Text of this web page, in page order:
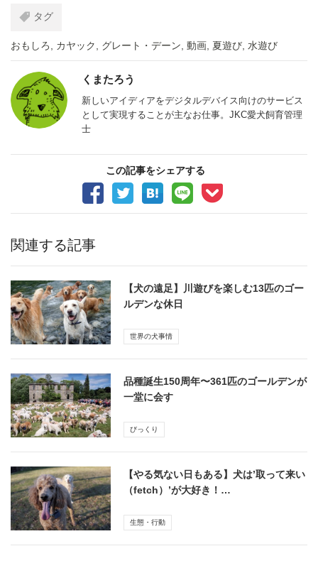
タグ
おもしろ カヤック グレート・デーン 動画 夏遊び 水遊び
くまたろう
新しいアイディアをデジタルデバイス向けのサービス
として実現することが主なお仕事。JKC愛犬飼育管理
士
この記事をシェアする
関連する記事
【犬の遠足】川遊びを楽しむ13匹のゴー
ルデンな休日
世界の犬事情
品種誕生150周年〜361匹のゴールデンが
一堂に会す
びっくり
【やる気ない日もある】犬は’取って来い
（fetch）’が大好き！…
生態・行動